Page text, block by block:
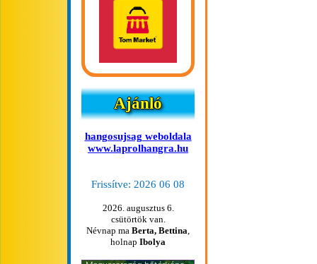
Ajánló
hangosujsag weboldala
www.laprolhangra.hu
Frissítve: 2026 06 08
2026. augusztus 6.
csütörtök van.
Névnap ma Berta, Bettina
holnap Ibolya